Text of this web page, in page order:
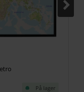
På lager